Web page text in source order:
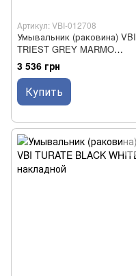
Артикул: VBI-012708
Умывальник (раковина) VBI
TRIEST GREY MARMO
накладной
3 536 грн
Купить